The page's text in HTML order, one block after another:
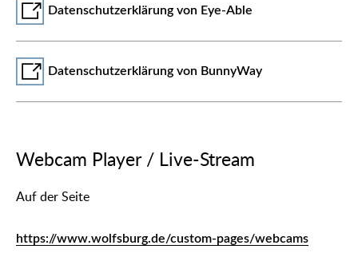
Datenschutzerklärung von Eye-Able
Datenschutzerklärung von BunnyWay
Webcam Player / Live-Stream
Auf der Seite
https://www.wolfsburg.de/custom-pages/webcams